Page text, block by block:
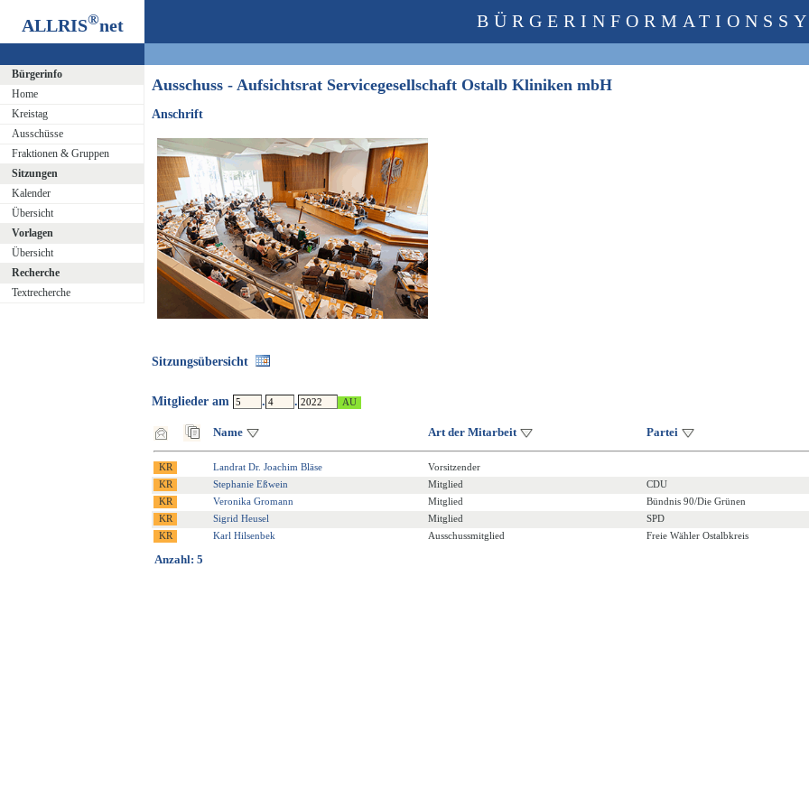
ALLRIS®net
Bürgerinfo
Home
Kreistag
Ausschüsse
Fraktionen & Gruppen
Sitzungen
Kalender
Übersicht
Vorlagen
Übersicht
Recherche
Textrecherche
Ausschuss - Aufsichtsrat Servicegesellschaft Ostalb Kliniken mbH
Anschrift
Sitzungsübersicht
Mitglieder am . .
Name Art der Mitarbeit Partei
Landrat Dr. Joachim Bläse Vorsitzender
Stephanie Eßwein
Mitglied CDU
Veronika Gromann
Mitglied Bündnis 90/Die Grünen
Sigrid Heusel
Mitglied SPD
Karl Hilsenbek
Ausschussmitglied Freie Wähler Ostalbkreis
Anzahl: 5